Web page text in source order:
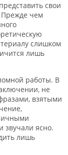
свои
Прежде чем
слишком
лишь
работы. В
не
взятыми
звучали ясно.
лишь